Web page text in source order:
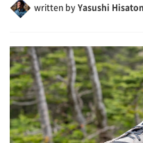
written byYasushi